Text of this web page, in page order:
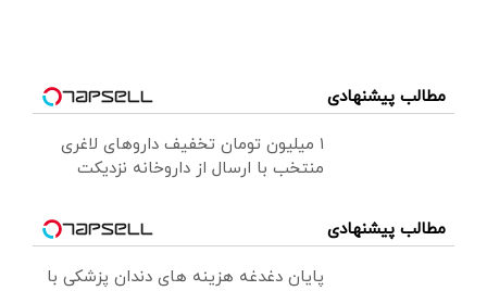
مطالب پیشنهادی
۱ میلیون تومان تخفیف داروهای لاغری
منتخب با ارسال از داروخانه نزدیکت
مطالب پیشنهادی
پایان دغدغه هزینه های دندان پزشکی با